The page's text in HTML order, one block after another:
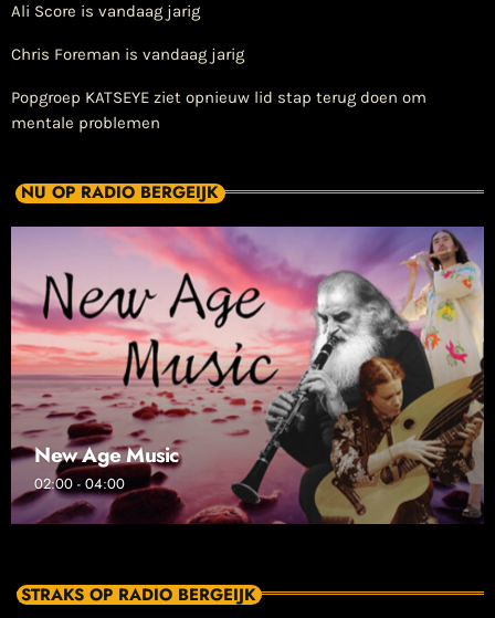
Ali Score is vandaag jarig
Chris Foreman is vandaag jarig
Popgroep KATSEYE ziet opnieuw lid stap terug doen om
mentale problemen
NU OP RADIO BERGEIJK
New Age Music
02:00 - 04:00
STRAKS OP RADIO BERGEIJK